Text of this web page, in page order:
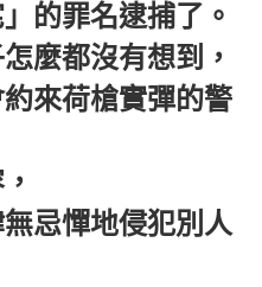
的罪名逮捕了。
麼都沒有想到，
來荷槍實彈的警
忌憚地侵犯別人